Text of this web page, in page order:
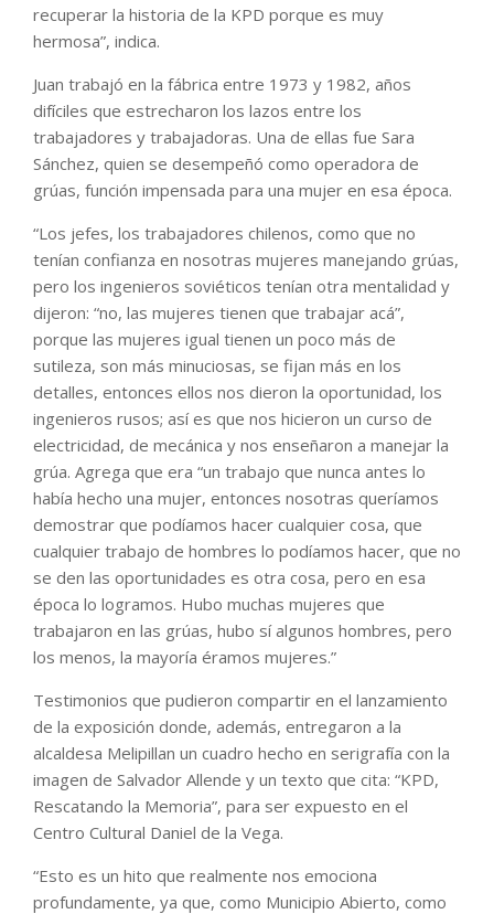
recuperar la historia de la KPD porque es muy
hermosa”, indica.
Juan trabajó en la fábrica entre 1973 y 1982, años
difíciles que estrecharon los lazos entre los
trabajadores y trabajadoras. Una de ellas fue Sara
Sánchez, quien se desempeñó como operadora de
grúas, función impensada para una mujer en esa época.
“Los jefes, los trabajadores chilenos, como que no
tenían confianza en nosotras mujeres manejando grúas,
pero los ingenieros soviéticos tenían otra mentalidad y
dijeron: “no, las mujeres tienen que trabajar acá”,
porque las mujeres igual tienen un poco más de
sutileza, son más minuciosas, se fijan más en los
detalles, entonces ellos nos dieron la oportunidad, los
ingenieros rusos; así es que nos hicieron un curso de
electricidad, de mecánica y nos enseñaron a manejar la
grúa. Agrega que era “un trabajo que nunca antes lo
había hecho una mujer, entonces nosotras queríamos
demostrar que podíamos hacer cualquier cosa, que
cualquier trabajo de hombres lo podíamos hacer, que no
se den las oportunidades es otra cosa, pero en esa
época lo logramos. Hubo muchas mujeres que
trabajaron en las grúas, hubo sí algunos hombres, pero
los menos, la mayoría éramos mujeres.”
Testimonios que pudieron compartir en el lanzamiento
de la exposición donde, además, entregaron a la
alcaldesa Melipillan un cuadro hecho en serigrafía con la
imagen de Salvador Allende y un texto que cita: “KPD,
Rescatando la Memoria”, para ser expuesto en el
Centro Cultural Daniel de la Vega.
“Esto es un hito que realmente nos emociona
profundamente, ya que, como Municipio Abierto, como